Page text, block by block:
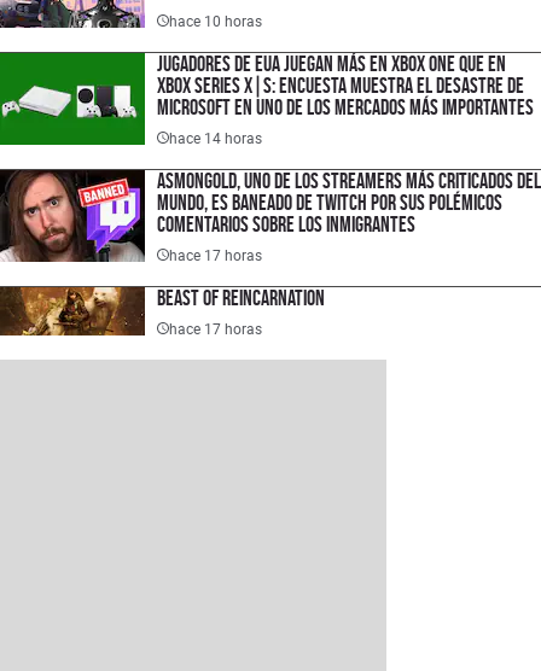
hace 10 horas
Jugadores de EUA juegan más en XBOX One que en
XBOX Series X|S: encuesta muestra el desastre de
Microsoft en uno de los mercados más importantes
hace 14 horas
Asmongold, uno de los streamers más criticados del
mundo, es baneado de Twitch por sus polémicos
comentarios sobre los inmigrantes
hace 17 horas
Beast of Reincarnation
hace 17 horas